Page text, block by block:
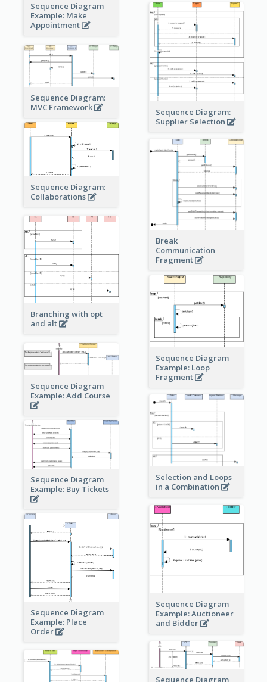
Sequence Diagram
Example: Make
Appointment
Sequence Diagram:
Supplier Selection
Sequence Diagram:
MVC Framework
Sequence Diagram:
Collaborations
Break
Communication
Fragment
Branching with opt
and alt
Sequence Diagram
Example: Loop
Fragment
Sequence Diagram
Example: Add Course
Selection and Loops
in a Combination
Sequence Diagram
Example: Buy Tickets
Sequence Diagram
Example: Auctioneer
and Bidder
Sequence Diagram
Example: Place
Order
Sequence Diagram